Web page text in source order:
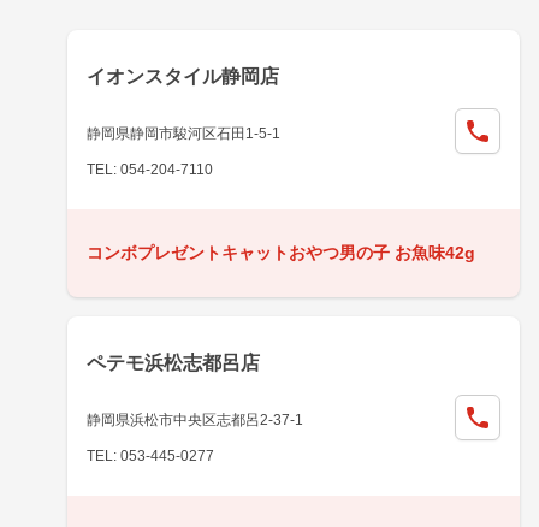
イオンスタイル静岡店
静岡県静岡市駿河区石田1-5-1
TEL: 054-204-7110
コンボプレゼントキャットおやつ男の子 お魚味42g
ペテモ浜松志都呂店
静岡県浜松市中央区志都呂2-37-1
TEL: 053-445-0277